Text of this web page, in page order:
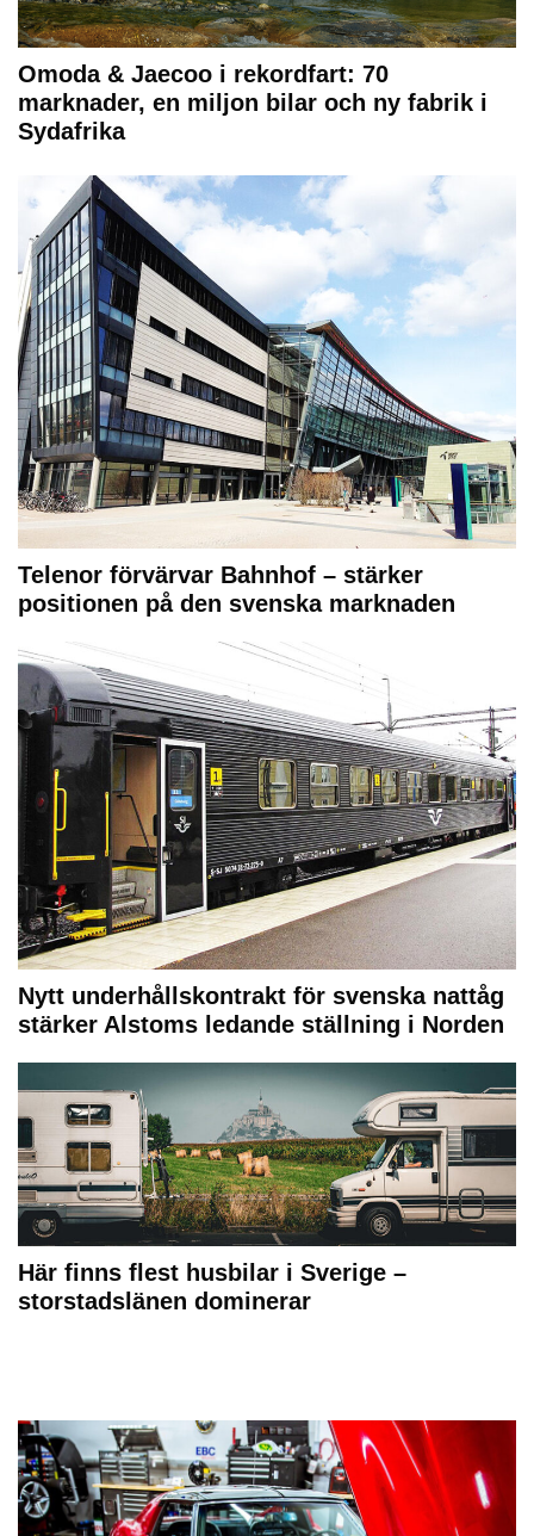
Omoda & Jaecoo i rekordfart: 70
marknader, en miljon bilar och ny fabrik i
Sydafrika
Telenor förvärvar Bahnhof – stärker
positionen på den svenska marknaden
Nytt underhållskontrakt för svenska nattåg
stärker Alstoms ledande ställning i Norden
Här finns flest husbilar i Sverige –
storstadslänen dominerar